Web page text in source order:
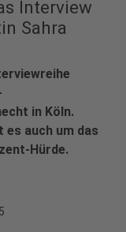
Interview
Sahra
in Köln.
auch um das
Hürde.